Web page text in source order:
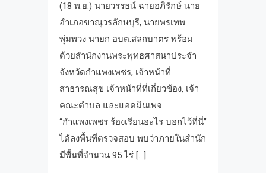
(18 พ.ย.) นายวรรธน์ ฉายอภิรักษ์ นาย
อำเภอขาณุวรลักษบุรี, นายพรเทพ
พุ่มพวง นายก อบต.สลกบาตร พร้อม
ด้วยสำนักงานพระพุทธศาสนาประจำ
จังหวัดกำแพงเพชร, เจ้าหน้าที่
สาธารณสุข เจ้าหน้าที่ที่เกี่ยวข้อง, เจ้า
คณะตำบล และแอดมินเพจ
“กำแพงเพชร ร้องเรียนอะไร บอกไว้ที่นี่”
ได้ลงพื้นที่ตรวจสอบ พบว่าภายในสำนัก
มีพื้นที่จำนวน 95 ไร่ […]